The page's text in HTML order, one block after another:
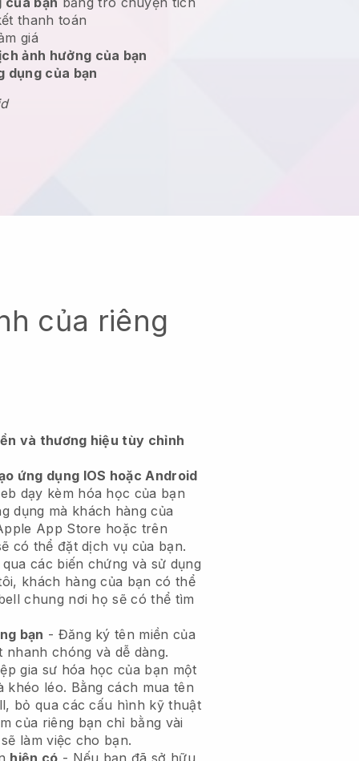
thanh toán
giá
ảnh hưởng của bạn
dụng của bạn
của riêng
và thương hiệu tùy chỉnh
ứng dụng IOS hoặc Android
dạy kèm hóa học của bạn
dụng mà khách hàng của
App Store hoặc trên
có thể đặt dịch vụ của bạn.
các biến chứng và sử dụng
khách hàng của bạn có thể
chung nơi họ sẽ có thể tìm
bạn - Đăng ký tên miền của
chóng và dễ dàng.
gia sư hóa học của bạn một
khéo léo. Bằng cách mua tên
bỏ qua các cấu hình kỹ thuật
của riêng bạn chỉ bằng vài
làm việc cho bạn.
hiện có - Nếu bạn đã sở hữu